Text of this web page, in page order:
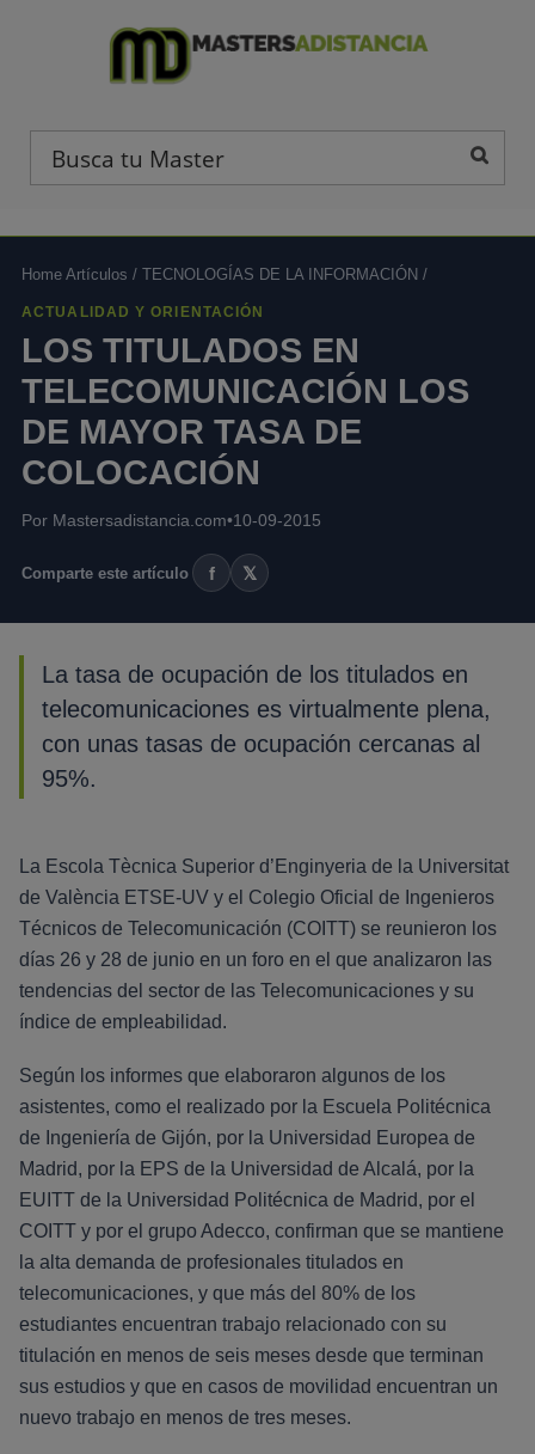
Home Artículos / TECNOLOGÍAS DE LA INFORMACIÓN /
ACTUALIDAD Y ORIENTACIÓN
LOS TITULADOS EN
TELECOMUNICACIÓN LOS
DE MAYOR TASA DE
COLOCACIÓN
Por Mastersadistancia.com•10-09-2015
Comparte este artículo f 𝕏
La tasa de ocupación de los titulados en
telecomunicaciones es virtualmente plena,
con unas tasas de ocupación cercanas al
95%.
La Escola Tècnica Superior d’Enginyeria de la Universitat
de València ETSE-UV y el Colegio Oficial de Ingenieros
Técnicos de Telecomunicación (COITT) se reunieron los
días 26 y 28 de junio en un foro en el que analizaron las
tendencias del sector de las Telecomunicaciones y su
índice de empleabilidad.
Según los informes que elaboraron algunos de los
asistentes, como el realizado por la Escuela Politécnica
de Ingeniería de Gijón, por la Universidad Europea de
Madrid, por la EPS de la Universidad de Alcalá, por la
EUITT de la Universidad Politécnica de Madrid, por el
COITT y por el grupo Adecco, confirman que se mantiene
la alta demanda de profesionales titulados en
telecomunicaciones, y que más del 80% de los
estudiantes encuentran trabajo relacionado con su
titulación en menos de seis meses desde que terminan
sus estudios y que en casos de movilidad encuentran un
nuevo trabajo en menos de tres meses.